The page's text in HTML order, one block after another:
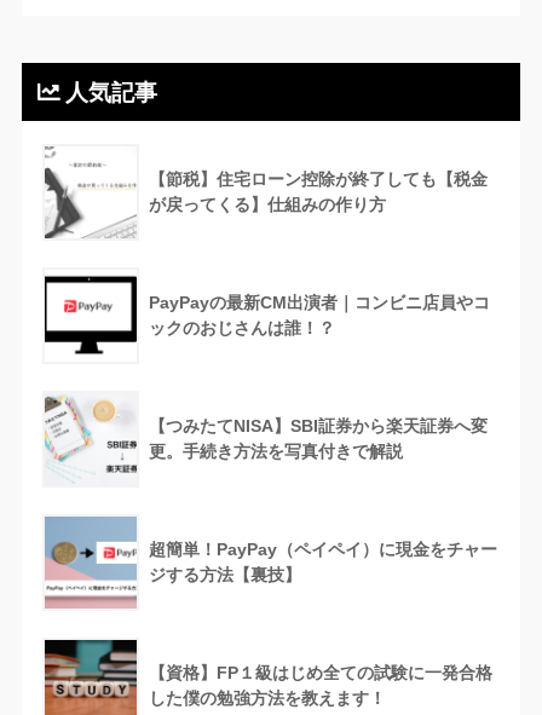
人気記事
【節税】住宅ローン控除が終了しても【税金
が戻ってくる】仕組みの作り方
PayPayの最新CM出演者｜コンビニ店員やコ
ックのおじさんは誰！？
【つみたてNISA】SBI証券から楽天証券へ変
更。手続き方法を写真付きで解説
超簡単！PayPay（ペイペイ）に現金をチャー
ジする方法【裏技】
【資格】FP１級はじめ全ての試験に一発合格
した僕の勉強方法を教えます！